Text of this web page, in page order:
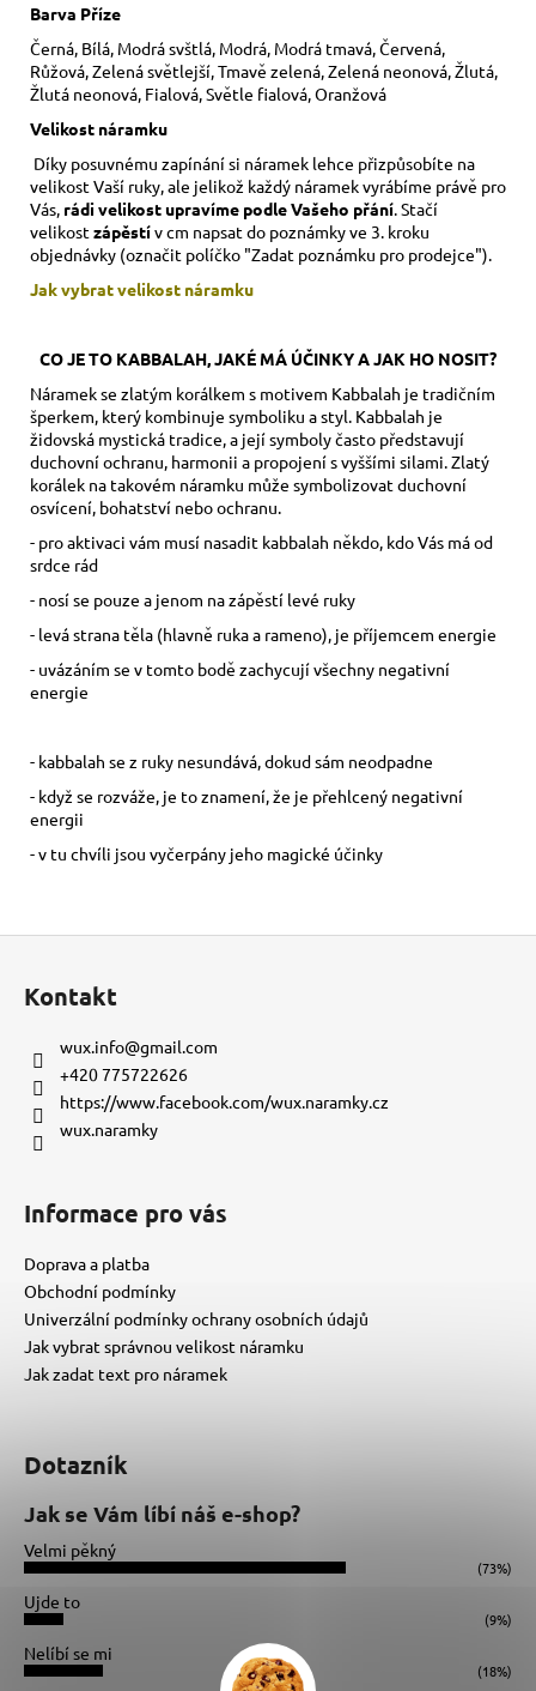
Barva Příze
Černá, Bílá, Modrá svštlá, Modrá, Modrá tmavá, Červená,
Růžová, Zelená světlejší, Tmavě zelená, Zelená neonová, Žlutá,
Žlutá neonová, Fialová, Světle fialová, Oranžová
Velikost náramku
Díky posuvnému zapínání si náramek lehce přizpůsobíte na
velikost Vaší ruky, ale jelikož každý náramek vyrábíme právě pro
Vás, rádi velikost upravíme podle Vašeho přání . Stačí
velikostzápěstív cm napsat do poznámky ve 3. kroku
objednávky (označit políčko "Zadat poznámku pro prodejce").
Jak vybrat velikost náramku
CO JE TO KABBALAH, JAKÉ MÁ ÚČINKY A JAK HO NOSIT?
Náramek se zlatým korálkem s motivem Kabbalah je tradičním
šperkem, který kombinuje symboliku a styl. Kabbalah je
židovská mystická tradice, a její symboly často představují
duchovní ochranu, harmonii a propojení s vyššími silami. Zlatý
korálek na takovém náramku může symbolizovat duchovní
osvícení, bohatství nebo ochranu.
- pro aktivaci vám musí nasadit kabbalah někdo, kdo Vás má od
srdce rád
- nosí se pouze a jenom na zápěstí levé ruky
- levá strana těla (hlavně ruka a rameno), je příjemcem energie
- uvázáním se v tomto bodě zachycují všechny negativní
energie
- kabbalah se z ruky nesundává, dokud sám neodpadne
- když se rozváže, je to znamení, že je přehlcený negativní
energii
- v tu chvíli jsou vyčerpány jeho magické účinky
Kontakt
wux.info@gmail.com
+420 775722626
https://www.facebook.com/wux.naramky.cz
wux.naramky
Informace pro vás
Doprava a platba
Obchodní podmínky
Univerzální podmínky ochrany osobních údajů
Jak vybrat správnou velikost náramku
Jak zadat text pro náramek
Dotazník
Jak se Vám líbí náš e-shop?
Velmi pěkný
(73%)
Ujde to
(9%)
Nelíbí se mi
(18%)